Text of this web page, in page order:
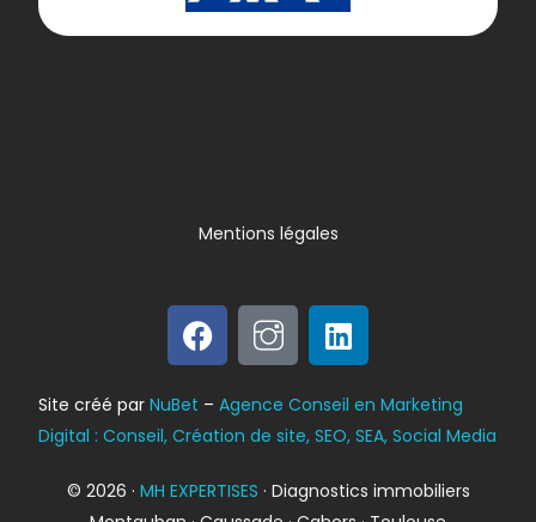
Bilan énergétique
DPE
© 2026 · MH EXPERTISES · Diagnostics immobiliers
Site créé parNuBet –Agence Conseil en Marketing
Digital : Conseil, Création de site, SEO, SEA, Social Media
Mentions légales